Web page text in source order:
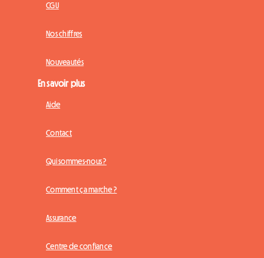
CGU
Nos chiffres
Nouveautés
En savoir plus
Aide
Contact
Qui sommes-nous ?
Comment ça marche ?
Assurance
Centre de confiance